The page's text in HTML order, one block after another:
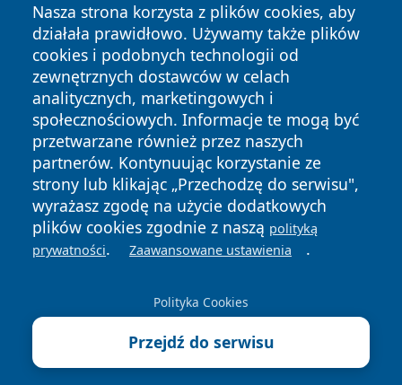
Nasza strona korzysta z plików cookies, aby
działała prawidłowo. Używamy także plików
cookies i podobnych technologii od
zewnętrznych dostawców w celach
analitycznych, marketingowych i
społecznościowych. Informacje te mogą być
przetwarzane również przez naszych
partnerów. Kontynuując korzystanie ze
strony lub klikając „Przechodzę do serwisu",
wyrażasz zgodę na użycie dodatkowych
plików cookies zgodnie z naszą polityką
prywatności. Zaawansowane ustawienia .
Polityka Cookies
Przejdź do serwisu
Copyright © 2026 bedzinski24.pl Wszystkie prawa
zastrzeżone.
News Autorzy
Polityka
Prywatności
Polityka
Cookies